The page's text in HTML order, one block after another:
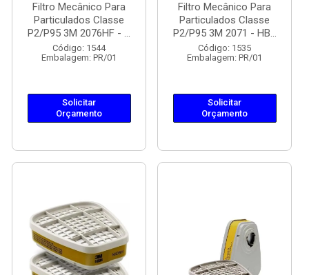
Filtro Mecânico Para
Particulados Classe
P2/P95 3M 2076HF - ...
Código: 1544
Embalagem: PR/01
Solicitar
Orçamento
Filtro Mecânico Para
Particulados Classe
P2/P95 3M 2071 - HB...
Código: 1535
Embalagem: PR/01
Solicitar
Orçamento